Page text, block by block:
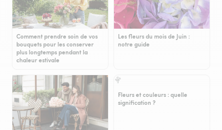
Comment prendre soin de vos
bouquets pour les conserver
plus longtemps pendant la
chaleur estivale
Les fleurs du mois de Juin :
notre guide
Fleurs et couleurs : quelle
signification ?